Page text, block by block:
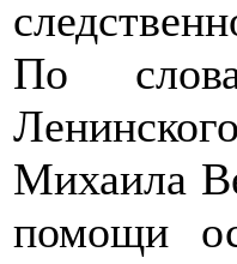
По
Михаила
помощи